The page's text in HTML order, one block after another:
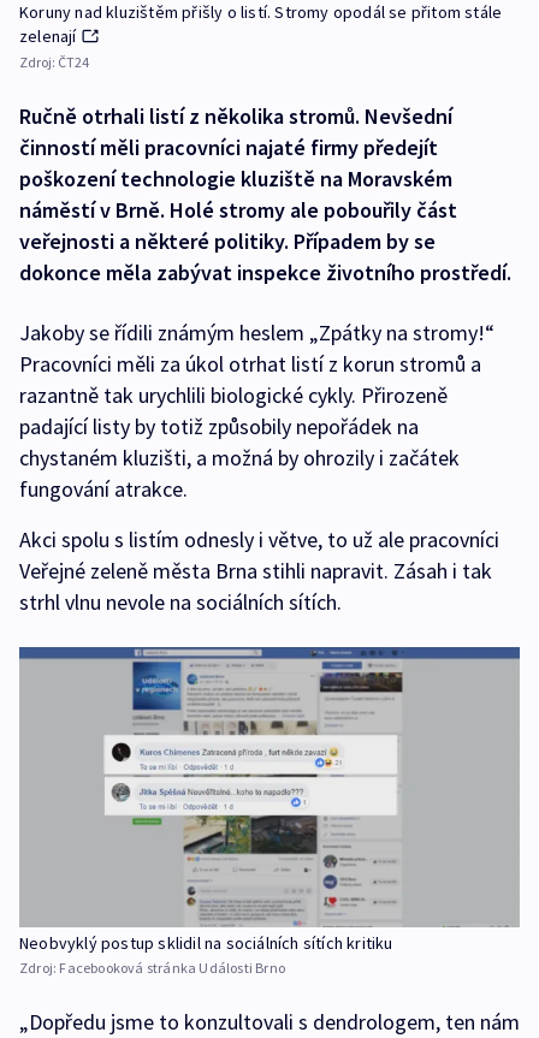
Koruny nad kluzištěm přišly o listí. Stromy opodál se přitom stále
zelenají
Zdroj: ČT24
Ručně otrhali listí z několika stromů. Nevšední
činností měli pracovníci najaté firmy předejít
poškození technologie kluziště na Moravském
náměstí v Brně. Holé stromy ale pobouřily část
veřejnosti a některé politiky. Případem by se
dokonce měla zabývat inspekce životního prostředí.
Jakoby se řídili známým heslem „Zpátky na stromy!“
Pracovníci měli za úkol otrhat listí z korun stromů a
razantně tak urychlili biologické cykly. Přirozeně
padající listy by totiž způsobily nepořádek na
chystaném kluzišti, a možná by ohrozily i začátek
fungování atrakce.
Akci spolu s listím odnesly i větve, to už ale pracovníci
Veřejné zeleně města Brna stihli napravit. Zásah i tak
strhl vlnu nevole na sociálních sítích.
Neobvyklý postup sklidil na sociálních sítích kritiku
Zdroj: Facebooková stránka Události Brno
„Dopředu jsme to konzultovali s dendrologem, ten nám